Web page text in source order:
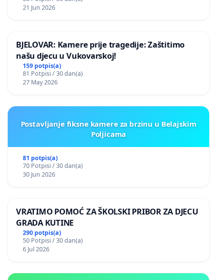
21 Jun 2026
BJELOVAR: Kamere prije tragedije: Zaštitimo
našu djecu u Vukovarskoj!
159 potpis(a)
81 Potpisi / 30 dan(a)
27 May 2026
Postavljanje fiksne kamere za brzinu u Belajskim
Poljicama
81 potpis(a)
70 Potpisi / 30 dan(a)
30 Jun 2026
VRATIMO POMOĆ ZA ŠKOLSKI PRIBOR ZA DJECU
GRADA KUTINE
290 potpis(a)
50 Potpisi / 30 dan(a)
6 Jul 2026